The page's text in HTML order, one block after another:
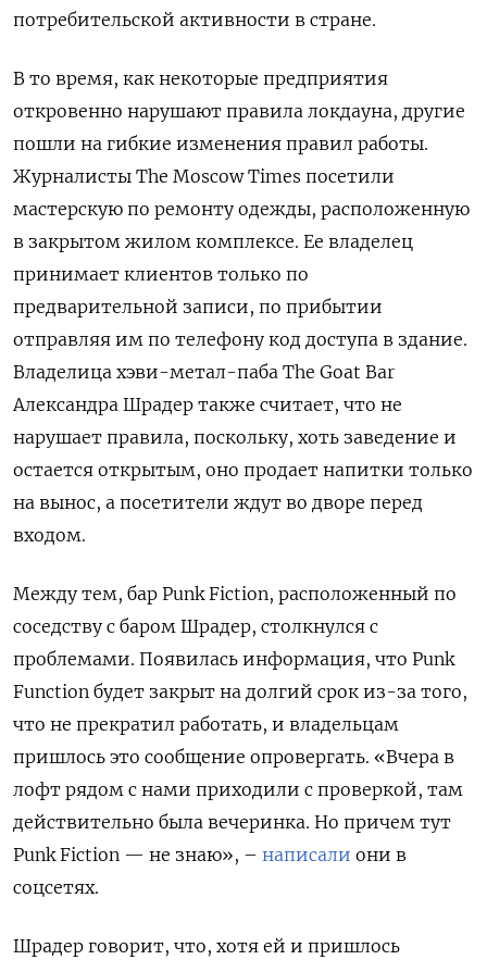
потребительской активности в стране.
В то время, как некоторые предприятия
откровенно нарушают правила локдауна, другие
пошли на гибкие изменения правил работы.
Журналисты The Moscow Times посетили
мастерскую по ремонту одежды, расположенную
в закрытом жилом комплексе. Ее владелец
принимает клиентов только по
предварительной записи, по прибытии
отправляя им по телефону код доступа в здание.
Владелица хэви-метал-паба The Goat Bar
Александра Шрадер также считает, что не
нарушает правила, поскольку, хоть заведение и
остается открытым, оно продает напитки только
на вынос, а посетители ждут во дворе перед
входом.
Между тем, бар Punk Fiction, расположенный по
соседству с баром Шрадер, столкнулся с
проблемами. Появилась информация, что Punk
Function будет закрыт на долгий срок из-за того,
что не прекратил работать, и владельцам
пришлось это сообщение опровергать. «Вчера в
лофт рядом с нами приходили с проверкой, там
действительно была вечеринка. Но причем тут
Punk Fiction — не знаю», – написали они в
соцсетях.
Шрадер говорит, что, хотя ей и пришлось